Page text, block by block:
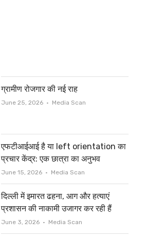
ग्रामीण रोजगार की नई राह
June 25, 2026 Author
Media Scan
एफटीआईआई है या left orientation का
प्रचार केंद्र: एक छात्रा का अनुभव
June 15, 2026 Author
Media Scan
दिल्ली में इमारत ढहना, आग और हत्याएं
प्रशासन की नाकामी उजागर कर रही हैं
June 3, 2026 Author
Media Scan